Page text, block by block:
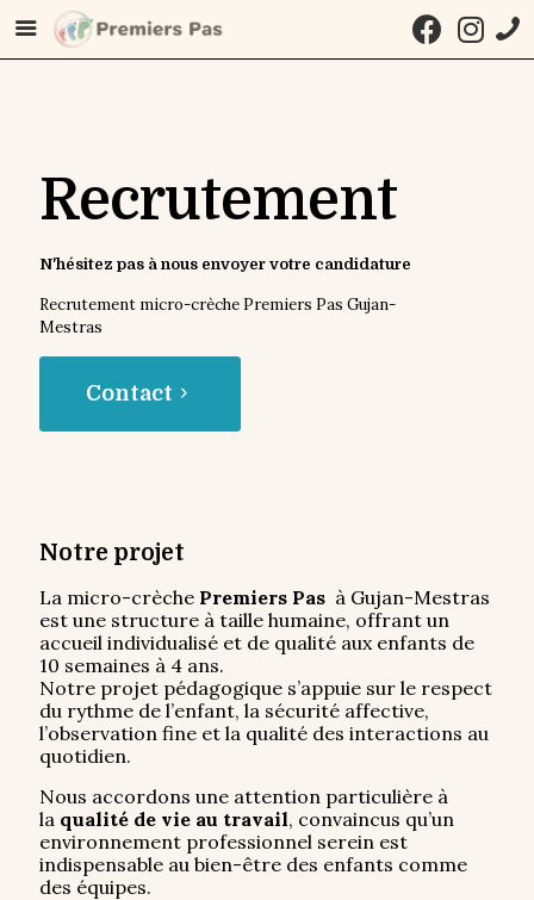
Recrutement
N'hésitez pas à nous envoyer votre candidature
Recrutement micro-crèche Premiers Pas Gujan-
Mestras
Contact
Notre projet
La micro-crèche Premiers Pas à Gujan-Mestras
est une structure à taille humaine, offrant un
accueil individualisé et de qualité aux enfants de
10 semaines à 4 ans.
Notre projet pédagogique s’appuie sur le respect
du rythme de l’enfant, la sécurité affective,
l’observation fine et la qualité des interactions au
quotidien.
Nous accordons une attention particulière à
la qualité de vie au travail, convaincus qu’un
environnement professionnel serein est
indispensable au bien-être des enfants comme
des équipes.